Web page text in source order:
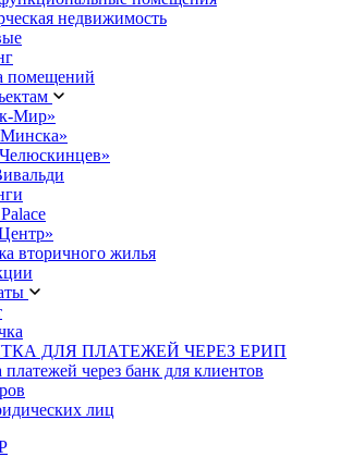
недвижимость
помещений
Мир»
вторичного жилья
ДЛЯ ПЛАТЕЖЕЙ ЧЕРЕЗ ЕРИП
через банк для клиентов
лиц